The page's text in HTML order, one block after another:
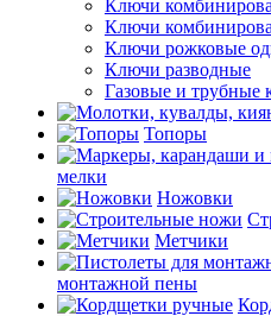
Ключи
Ключи
Ключи рожковые
Ключи разводные
Газовые и трубные
Топоры
мелки
Ножовки
Метчики
монтажной пены